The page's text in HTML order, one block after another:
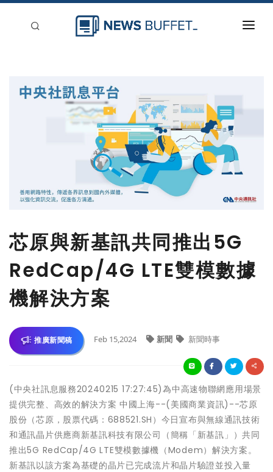
芯原與新基訊共同推出5G
RedCap/4G LTE雙模數據
機解決方案
推廣新聞稿 Feb 15,2024 新聞 新聞時事
(中央社訊息服務20240215 17:27:45)為中高速物聯網應用場景
提供完整、高效的解決方案 中國上海--(美國商業資訊)--芯原
股份（芯原，股票代碼：688521.SH）今日宣布與無線通訊技術
和通訊晶片供應商新基訊科技有限公司（簡稱「新基訊」）共同
推出5G RedCap/4G LTE雙模數據機（Modem）解決方案。
新基訊以該方案為基礎的晶片已完成流片和晶片驗證並投入量